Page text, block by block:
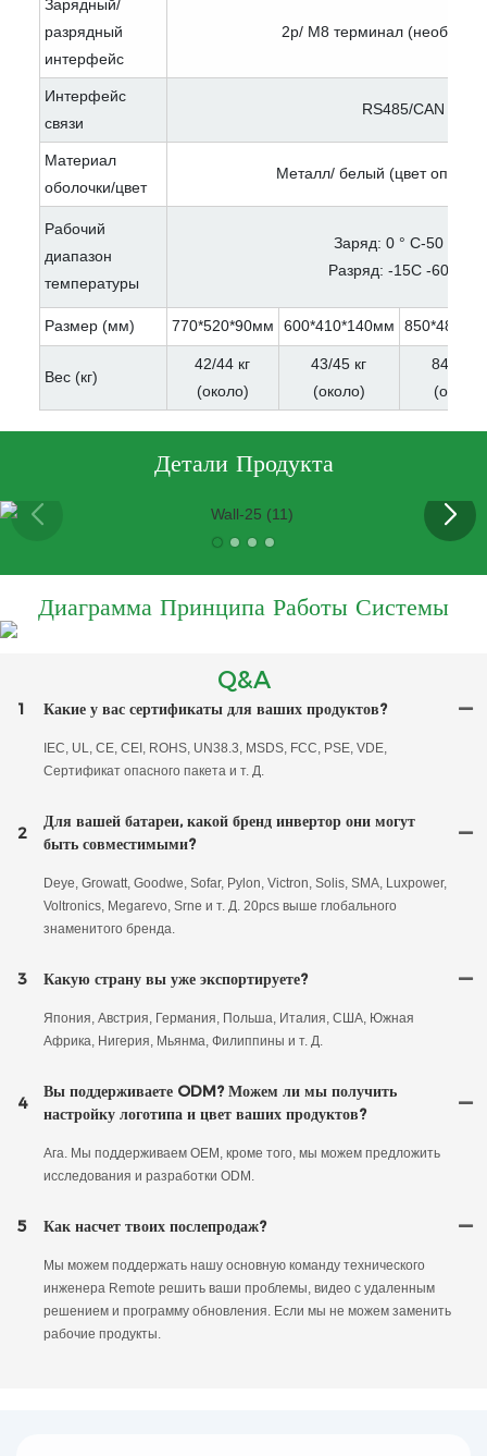
Зарядный/
разрядный
интерфейс
2p/ M8 терминал
Интерфейс
связи
RS485/CAN
Материал
оболочки/цвет
Металл/ белый (цвет
Рабочий
диапазон
температуры
Заряд: 0 ° C-50 ° ℃
Разряд: -15C -60 ° ℃
Размер (мм) 770*520*90мм 600*410*140мм
Вес (кг)
42/44 кг
(около)
43/45 кг
(около)
84/89 кг
(около)
Детали Продукта
Диаграмма Принципа Работы Системы
Q&A
1 Какие у вас сертификаты для ваших продуктов?
IEC, UL, CE, CEI, ROHS, UN38.3, MSDS, FCC, PSE, VDE,
Сертификат опасного пакета и т. Д.
2
Для вашей батареи, какой бренд инвертор они могут
быть совместимыми?
Deye, Growatt, Goodwe, Sofar, Pylon, Victron, Solis, SMA, Luxpower,
Voltronics, Megarevo, Srne и т. Д. 20pcs выше глобального
знаменитого бренда.
3 Какую страну вы уже экспортируете?
Япония, Австрия, Германия, Польша, Италия, США, Южная
Африка, Нигерия, Мьянма, Филиппины и т. Д.
4
Вы поддерживаете ODM? Можем ли мы получить
настройку логотипа и цвет ваших продуктов?
Ага. Мы поддерживаем OEM, кроме того, мы можем предложить
исследования и разработки ODM.
5 Как насчет твоих послепродаж?
Мы можем поддержать нашу основную команду технического
инженера Remote решить ваши проблемы, видео с удаленным
решением и программу обновления. Если мы не можем заменить
рабочие продукты.